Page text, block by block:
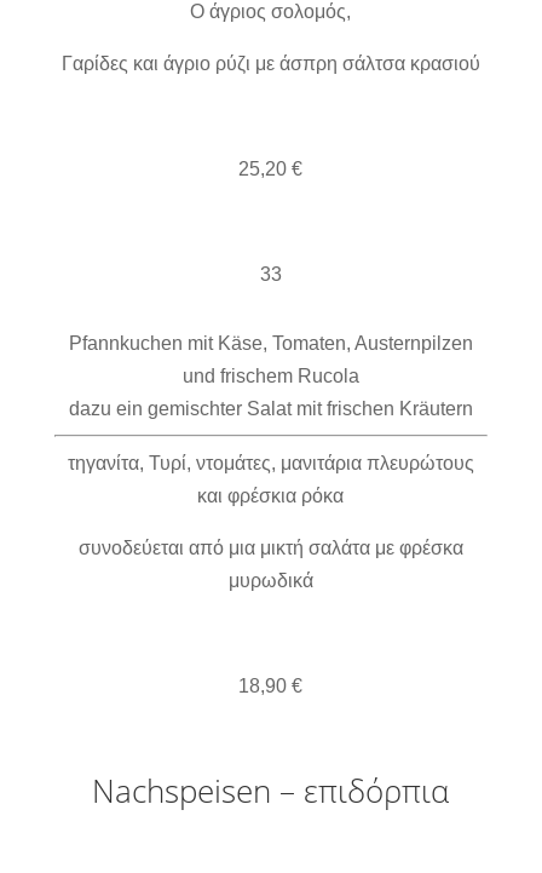
Ο άγριος σολομός,
Γαρίδες και άγριο ρύζι με άσπρη σάλτσα κρασιού
25,20 €
33
Pfannkuchen mit Käse, Tomaten, Austernpilzen
und frischem Rucola
dazu ein gemischter Salat mit frischen Kräutern
τηγανίτα, Τυρί, ντομάτες, μανιτάρια πλευρώτους
και φρέσκια ρόκα
συνοδεύεται από μια μικτή σαλάτα με φρέσκα
μυρωδικά
18,90 €
Nachspeisen – επιδόρπια